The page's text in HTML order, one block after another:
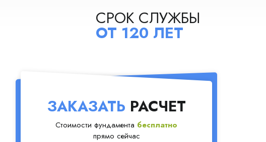
СРОК СЛУЖБЫ
ОТ 120 ЛЕТ
ЗАКАЗАТЬ РАСЧЕТ
Стоимости фундамента бесплатно
прямо сейчас